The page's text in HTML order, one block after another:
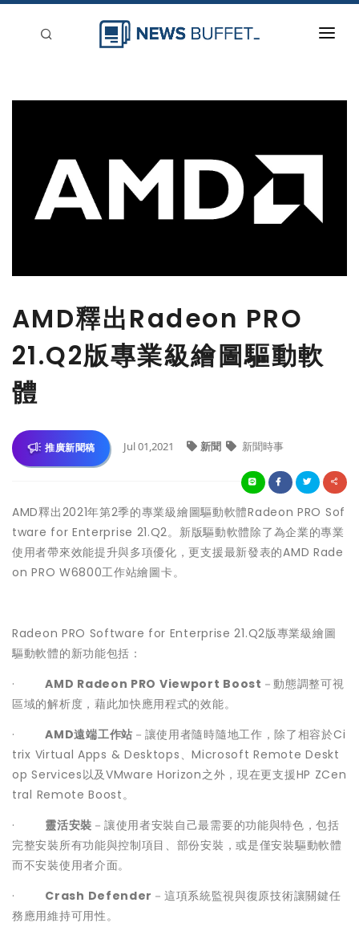
刊登
AMD釋出Radeon PRO
21.Q2版專業級繪圖驅動軟
體
推廣新聞稿 Jul 01,2021 新聞 新聞時事
AMD釋出2021年第2季的專業級繪圖驅動軟體Radeon PRO Sof
tware for Enterprise 21.Q2。新版驅動軟體除了為企業的專業
使用者帶來效能提升與多項優化，更支援最新發表的AMD Rade
on PRO W6800工作站繪圖卡。
Radeon PRO Software for Enterprise 21.Q2版專業級繪圖
驅動軟體的新功能包括：
·AMD Radeon PRO Viewport Boost －動態調整可視
區域的解析度，藉此加快應用程式的效能。
·AMD遠端工作站 －讓使用者隨時隨地工作，除了相容於Ci
trix Virtual Apps & Desktops、Microsoft Remote Deskt
op Services以及VMware Horizon之外，現在更支援HP ZCen
tral Remote Boost。
· 靈活安裝 －讓使用者安裝自己最需要的功能與特色，包括
完整安裝所有功能與控制項目、部份安裝，或是僅安裝驅動軟體
而不安裝使用者介面。
· Crash Defender －這項系統監視與復原技術讓關鍵任
務應用維持可用性。